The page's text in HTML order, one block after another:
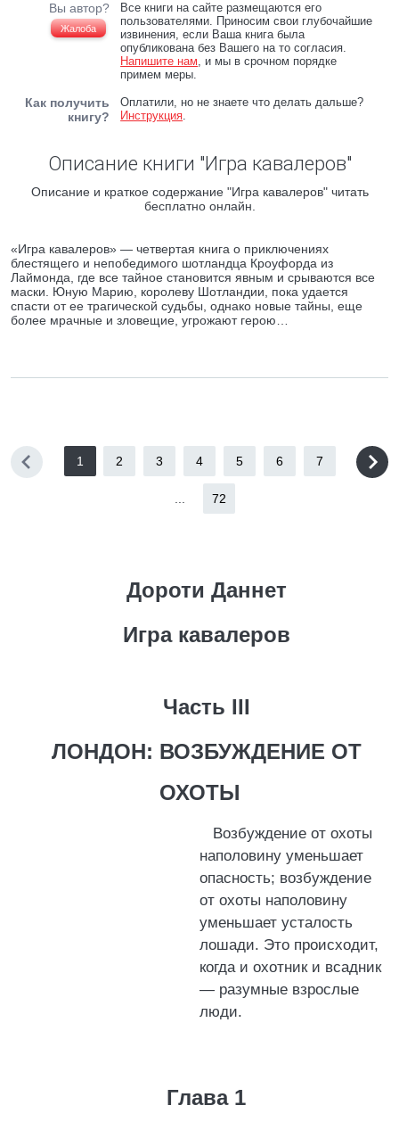
Вы автор?
Жалоба
Все книги на сайте размещаются его
пользователями. Приносим свои глубочайшие
извинения, если Ваша книга была
опубликована без Вашего на то согласия.
Напишите нам, и мы в срочном порядке
примем меры.
Как получить
книгу?
Оплатили, но не знаете что делать дальше?
Инструкция.
Описание книги "Игра кавалеров"
Описание и краткое содержание "Игра кавалеров" читать
бесплатно онлайн.
«Игра кавалеров» — четвертая книга о приключениях
блестящего и непобедимого шотландца Кроуфорда из
Лаймонда, где все тайное становится явным и срываются все
маски. Юную Марию, королеву Шотландии, пока удается
спасти от ее трагической судьбы, однако новые тайны, еще
более мрачные и зловещие, угрожают герою…
1 2 3 4 5 6 7
72
Дороти Даннет
Игра кавалеров
Часть III
ЛОНДОН: ВОЗБУЖДЕНИЕ ОТ
ОХОТЫ
Возбуждение от охоты
наполовину уменьшает
опасность; возбуждение
от охоты наполовину
уменьшает усталость
лошади. Это происходит,
когда и охотник и всадник
— разумные взрослые
люди.
Глава 1